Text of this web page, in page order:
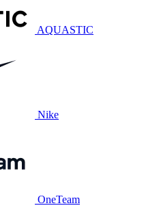
AQUASTIC
Nike
OneTeam